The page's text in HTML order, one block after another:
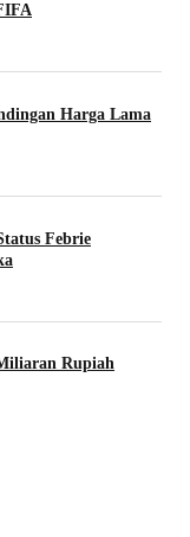
Harga Lama
Febrie
Rupiah